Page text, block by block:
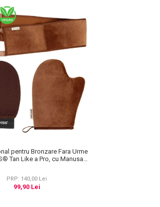
pentru Bronzare Fara Urme
Tan Like a Pro, cu Manusa
PRP: 140,00 Lei
99,90 Lei